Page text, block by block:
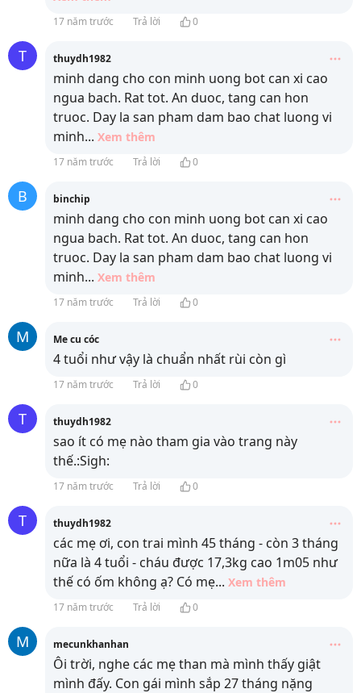
17 năm trước Trả lời 0
T thuydh1982
minh dang cho con minh uong bot can xi cao
ngua bach. Rat tot. An duoc, tang can hon
truoc. Day la san pham dam bao chat luong vi
minh... Xem thêm
17 năm trước Trả lời 0
B binchip
minh dang cho con minh uong bot can xi cao
ngua bach. Rat tot. An duoc, tang can hon
truoc. Day la san pham dam bao chat luong vi
minh... Xem thêm
17 năm trước Trả lời 0
M Me cu cóc
4 tuổi như vậy là chuẩn nhất rùi còn gì
17 năm trước Trả lời 0
T thuydh1982
sao ít có mẹ nào tham gia vào trang này
thế.:Sigh:
17 năm trước Trả lời 0
T thuydh1982
các mẹ ơi, con trai mình 45 tháng - còn 3 tháng
nữa là 4 tuổi - cháu được 17,3kg cao 1m05 như
thế có ốm không ạ? Có mẹ... Xem thêm
17 năm trước Trả lời 0
M mecunkhanhan
Ôi trời, nghe các mẹ than mà mình thấy giật
mình đấy. Con gái mình sắp 27 tháng nặng